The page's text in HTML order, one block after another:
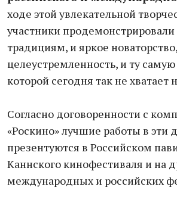
ходе этой увлекательной
участники продемонстрировали
традициям, и яркое
целеустремленность, и ту
которой сегодня так не хватает
Согласно договоренности с
«Роскино» лучшие работы в эти
презентуются в Российском
Каннского кинофестиваля и на
международных и российских